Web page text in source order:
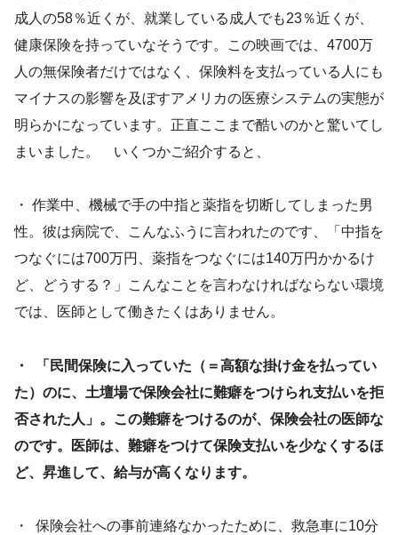
成人の58％近くが、就業している成人でも23％近くが、
健康保険を持っていなそうです。この映画では、4700万
人の無保険者だけではなく、保険料を支払っている人にも
マイナスの影響を及ぼすアメリカの医療システムの実態が
明らかになっています。正直ここまで酷いのかと驚いてし
まいました。 いくつかご紹介すると、
・ 作業中、機械で手の中指と薬指を切断してしまった男
性。彼は病院で、こんなふうに言われたのです、「中指を
つなぐには700万円、薬指をつなぐには140万円かかるけ
ど、どうする？」こんなことを言わなければならない環境
では、医師として働きたくはありません。
・
「民間保険に入っていた（＝高額な掛け金を払ってい
た）のに、土壇場で保険会社に難癖をつけられ支払いを拒
否された人」。この難癖をつけるのが、保険会社の医師な
のです。医師は、難癖をつけて保険支払いを少なくするほ
ど、昇進して、給与が高くなります。
・ 保険会社への事前連絡なかったために、救急車に10分